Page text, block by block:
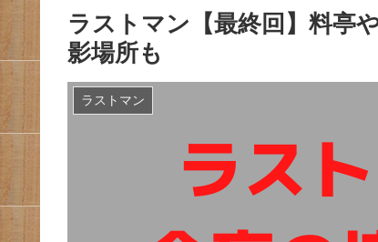
ラストマン【最終回】料亭
影場所も
ラストマン